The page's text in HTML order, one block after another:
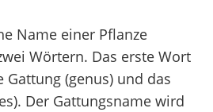
Name einer Pflanze
Wörtern. Das erste Wort
Gattung (genus) und das
Der Gattungsname wird